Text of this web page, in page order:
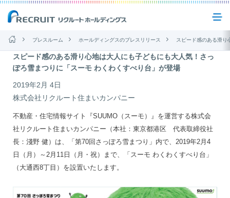
企業情報
事業紹介
サステナビリティ
IR(投資家情報)
ニュース
プレスルーム ホールディングスのプレスリリース スピード感のある滑り心地は大人にも子どもにも大人気！さっぽ
スピード感のある滑り心地は大人にも子どもにも大人気！さっ
ぽろ雪まつりに「スーモ わくわくすべり台」が登場
2019年2月 4日
株式会社リクルート住まいカンパニー
不動産・住宅情報サイト『SUUMO（スーモ）』を運営する株式会
社リクルート住まいカンパニー（本社：東京都港区 代表取締役社
長：淺野 健）は、「第70回さっぽろ雪まつり」内で、2019年2月4
日
（月）～2月11日（月・祝）まで、「スーモ わくわくすべり台」
（大通西8丁目）を設置いたします。